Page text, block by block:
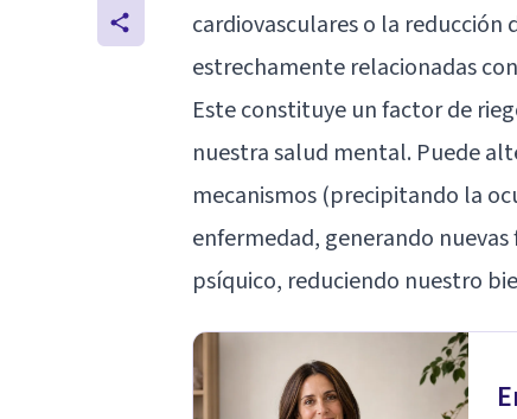
cardiovasculares o la
estrechamente relacionadas
Este constituye un factor de
nuestra salud mental. Puede
mecanismos (precipitando la
enfermedad, generando
psíquico, reduciendo nuestro